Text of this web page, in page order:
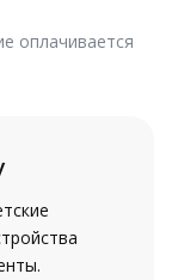
оплачивается